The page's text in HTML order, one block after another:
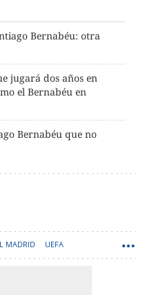
Bernabéu: otra
jugará dos años en
el Bernabéu en
Bernabéu que no
MADRID UEFA